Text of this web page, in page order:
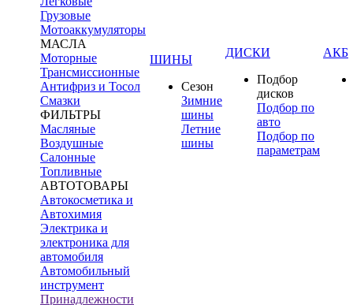
Грузовые
Мотоаккумуляторы
МАСЛА
Моторные
Трансмиссионные
Антифриз и Тосол
Смазки
ФИЛЬТРЫ
Масляные
Воздушные
Салонные
Топливные
АВТОТОВАРЫ
Автокосметика и
Автохимия
Электрика и
электроника для
автомобиля
Автомобильный
инструмент
Принадлежности
ШИНЫ
Сезон
Зимние
шины
Летние
шины
ДИСКИ
Подбор
дисков
Подбор по
авто
Подбор по
параметрам
АКБ